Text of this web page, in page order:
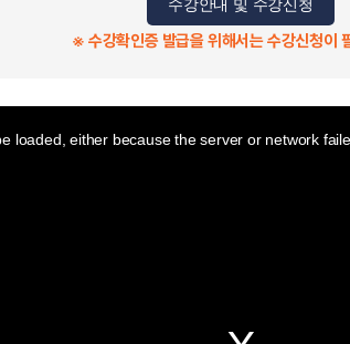
수강안내 및 수강신청
※ 수강확인증 발급을 위해서는 수강신청이
loaded, either because the server or network